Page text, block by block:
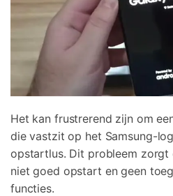
Overdracht van telefoon naar telefoon
Bekijk De Volledige Toolkit
Het kan frustrerend zijn om
die vastzit op het Samsung-
opstartlus. Dit probleem zorgt
niet goed opstart en geen
functies.